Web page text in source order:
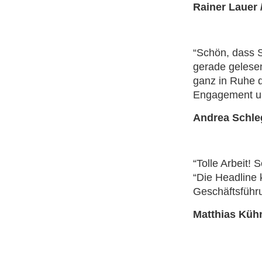
Rainer Lauer
“Schön, dass
gerade
ganz in Ruhe
Engagement
Andrea
“Tolle Arbeit!
“Die Headline
Matthias